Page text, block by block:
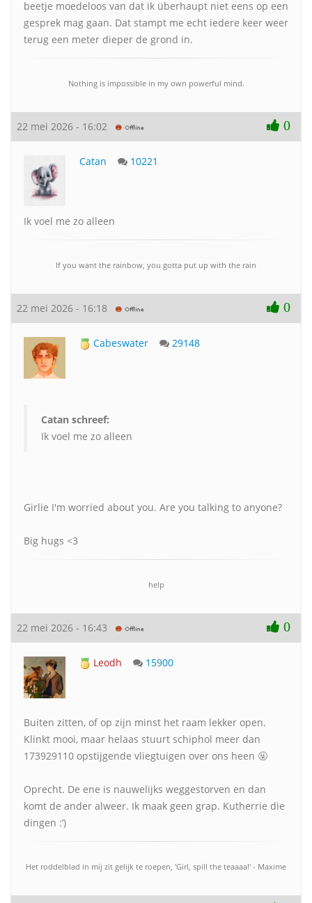
beetje moedeloos van dat ik überhaupt niet eens op een
gesprek mag gaan. Dat stampt me echt iedere keer weer
terug een meter dieper de grond in.
Nothing is impossible in my own powerful mind.
22 mei 2026 - 16:02 0
Catan 10221
Ik voel me zo alleen
If you want the rainbow, you gotta put up with the rain
22 mei 2026 - 16:18 0
Cabeswater 29148
Catan schreef:
Ik voel me zo alleen
Girlie I'm worried about you. Are you talking to anyone?
Big hugs <3
help
22 mei 2026 - 16:43 0
Leodh 15900
Buiten zitten, of op zijn minst het raam lekker open.
Klinkt mooi, maar helaas stuurt schiphol meer dan
173929110 opstijgende vliegtuigen over ons heen 🤬
Oprecht. De ene is nauwelijks weggestorven en dan
komt de ander alweer. Ik maak geen grap. Kutherrie die
dingen :’)
Het roddelblad in mij zit gelijk te roepen, 'Girl, spill the teaaaa!' - Maxime